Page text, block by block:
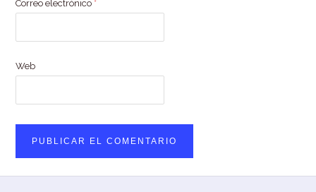
Correo electrónico *
Web